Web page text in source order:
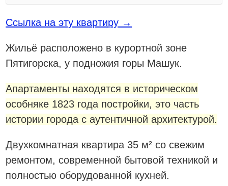
Ссылка на эту квартиру →
Жильё расположено в курортной зоне
Пятигорска, у подножия горы Машук.
Апартаменты находятся в историческом
особняке 1823 года постройки, это часть
истории города с аутентичной архитектурой.
Двухкомнатная квартира 35 м² со свежим
ремонтом, современной бытовой техникой и
полностью оборудованной кухней.